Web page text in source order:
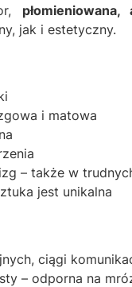
jak i estetyczny.
i matowa
– także w
jest unikalna
ciągi
– odporna na